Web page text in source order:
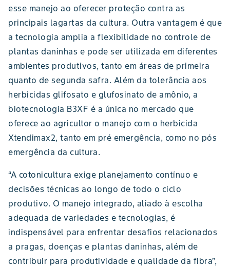
esse manejo ao oferecer proteção contra as
principais lagartas da cultura. Outra vantagem é que
a tecnologia amplia a flexibilidade no controle de
plantas daninhas e pode ser utilizada em diferentes
ambientes produtivos, tanto em áreas de primeira
quanto de segunda safra. Além da tolerância aos
herbicidas glifosato e glufosinato de amônio, a
biotecnologia B3XF é a única no mercado que
oferece ao agricultor o manejo com o herbicida
Xtendimax2, tanto em pré emergência, como no pós
emergência da cultura.
“A cotonicultura exige planejamento contínuo e
decisões técnicas ao longo de todo o ciclo
produtivo. O manejo integrado, aliado à escolha
adequada de variedades e tecnologias, é
indispensável para enfrentar desafios relacionados
a pragas, doenças e plantas daninhas, além de
contribuir para produtividade e qualidade da fibra”,